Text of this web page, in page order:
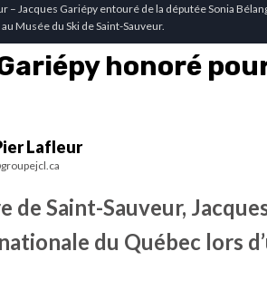
– Jacques Gariépy entouré de la députée Sonia
Musée du Ski de Saint-Sauveur.
honoré
Lafleur
de Saint-Sauveur,
du Québec lors